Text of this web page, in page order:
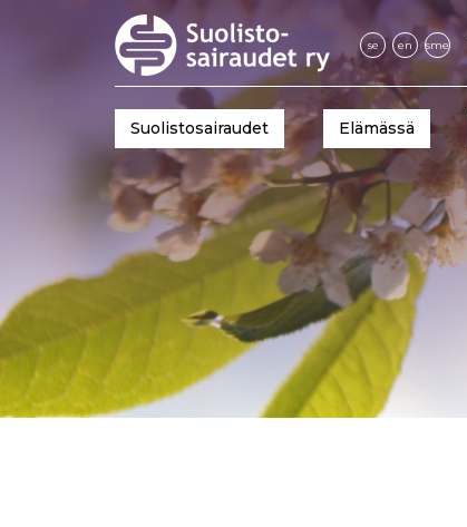
se en sme
Suolistosairaudet Elämässä